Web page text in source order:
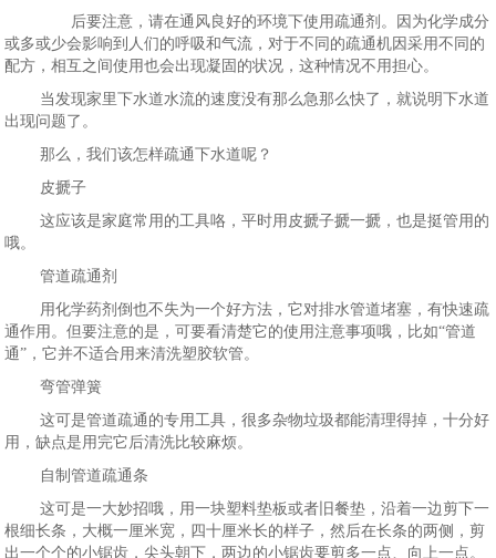
后要注意，请在通风良好的环境下使用疏通剂。因为化学成分
或多或少会影响到人们的呼吸和气流，对于不同的疏通机因采用不同的
配方，相互之间使用也会出现凝固的状况，这种情况不用担心。
当发现家里下水道水流的速度没有那么急那么快了，就说明下水道
出现问题了。
那么，我们该怎样疏通下水道呢？
皮搋子
这应该是家庭常用的工具咯，平时用皮搋子搋一搋，也是挺管用的
哦。
管道疏通剂
用化学药剂倒也不失为一个好方法，它对排水管道堵塞，有快速疏
通作用。但要注意的是，可要看清楚它的使用注意事项哦，比如“管道
通”，它并不适合用来清洗塑胶软管。
弯管弹簧
这可是管道疏通的专用工具，很多杂物垃圾都能清理得掉，十分好
用，缺点是用完它后清洗比较麻烦。
自制管道疏通条
这可是一大妙招哦，用一块塑料垫板或者旧餐垫，沿着一边剪下一
根细长条，大概一厘米宽，四十厘米长的样子，然后在长条的两侧，剪
出一个个的小锯齿，尖头朝下，两边的小锯齿要剪多一点、向上一点。